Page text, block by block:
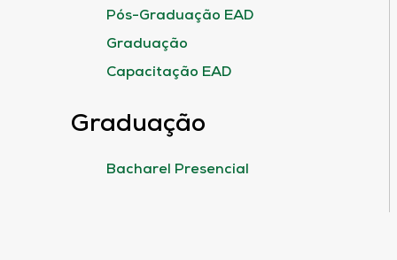
Pós-Graduação EAD
Graduação
Capacitação EAD
Graduação
Bacharel Presencial